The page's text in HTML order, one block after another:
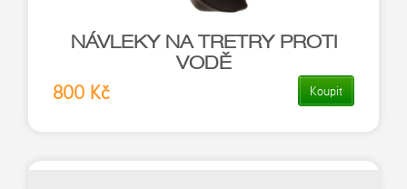
NÁVLEKY NA TRETRY PROTI
VODĚ
800 Kč Koupit